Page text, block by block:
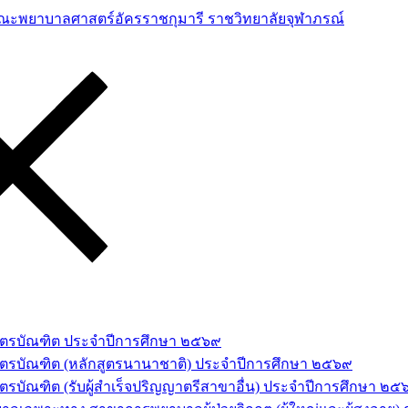
รบัณฑิต ประจำปีการศึกษา ๒๕๖๙
รบัณฑิต (หลักสูตรนานาชาติ) ประจำปีการศึกษา ๒๕๖๙
รบัณฑิต (รับผู้สำเร็จปริญญาตรีสาขาอื่น) ประจำปีการศึกษา ๒๕